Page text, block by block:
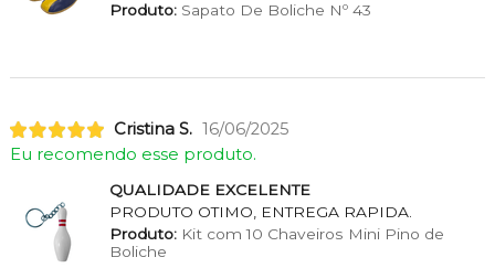
Produto:Sapato De Boliche Nº 43
Cristina S. 16/06/2025
Eu recomendo esse produto.
QUALIDADE EXCELENTE
PRODUTO OTIMO, ENTREGA RAPIDA.
Produto:Kit com 10 Chaveiros Mini Pino de
Boliche